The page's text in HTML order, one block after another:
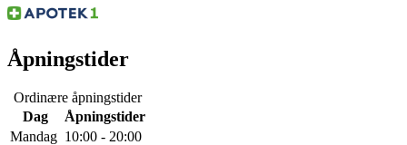
Åpningstider
Ordinære åpningstider
Dag
Åpningstider
Mandag 10:00 - 20:00